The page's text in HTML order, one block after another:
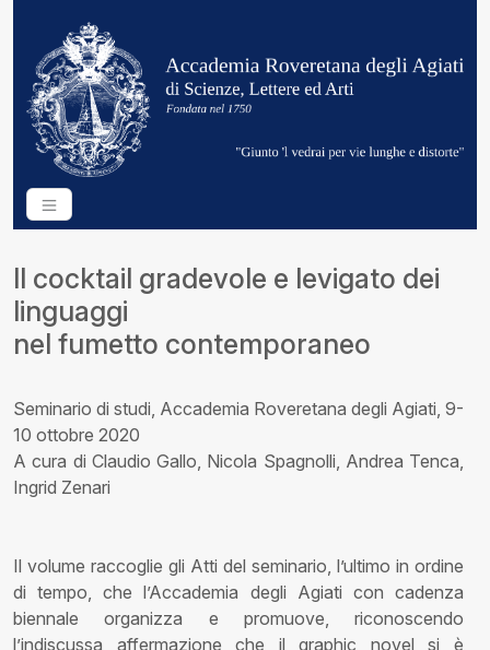
Il cocktail gradevole e levigato dei
linguaggi
nel fumetto contemporaneo
Seminario di studi, Accademia Roveretana degli Agiati, 9-
10 ottobre 2020
A cura di Claudio Gallo, Nicola Spagnolli, Andrea Tenca,
Ingrid Zenari
Il volume raccoglie gli Atti del seminario, l’ultimo in ordine
di tempo, che l’Accademia degli Agiati con cadenza
biennale organizza e promuove, riconoscendo
l’indiscussa affermazione che il graphic novel si è